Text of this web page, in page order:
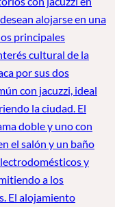
alojarse en una
principales
cultural de la
por sus dos
con jacuzzi, ideal
la ciudad. El
doble y uno con
el salón y un baño
y
a los
El alojamiento